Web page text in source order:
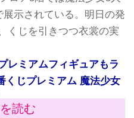
示されている。明日の発
くじを引きつつ衣裳の実
レミアムフィギュアもラ
くじプレミアム 魔法少女
国にて『一番くじプレミ
読む